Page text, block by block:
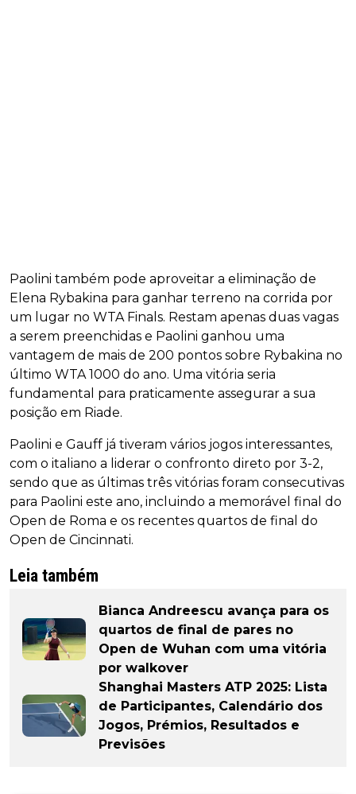
Paolini também pode aproveitar a eliminação de
Elena Rybakina para ganhar terreno na corrida por
um lugar no WTA Finals. Restam apenas duas vagas
a serem preenchidas e Paolini ganhou uma
vantagem de mais de 200 pontos sobre Rybakina no
último WTA 1000 do ano. Uma vitória seria
fundamental para praticamente assegurar a sua
posição em Riade.
Paolini e Gauff já tiveram vários jogos interessantes,
com o italiano a liderar o confronto direto por 3-2,
sendo que as últimas três vitórias foram consecutivas
para Paolini este ano, incluindo a memorável final do
Open de Roma e os recentes quartos de final do
Open de Cincinnati.
Leia também
Bianca Andreescu avança para os
quartos de final de pares no
Open de Wuhan com uma vitória
por walkover
Shanghai Masters ATP 2025: Lista
de Participantes, Calendário dos
Jogos, Prémios, Resultados e
Previsões